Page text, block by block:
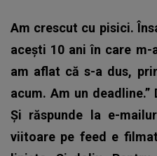
Am crescut cu pisici.
acești 10 ani în care m-
am aflat că s-a dus,
acum. Am un deadline.”
Și răspunde la e-
viitoare pe feed e